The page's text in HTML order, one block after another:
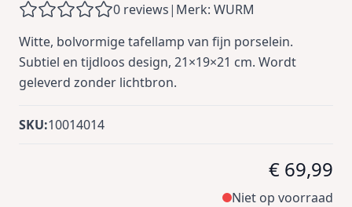
0 reviews| Merk: WURM
Witte, bolvormige tafellamp van fijn porselein.
Subtiel en tijdloos design, 21×19×21 cm. Wordt
geleverd zonder lichtbron.
SKU:10014014
€ 69,99
Niet op voorraad